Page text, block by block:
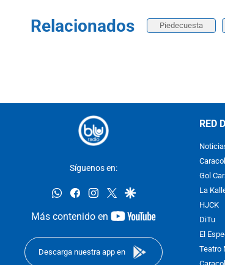
Relacionados Piedecuesta
Síguenos en:
whatsappfacebookinstagram
twittergoogle
Más contenido en
youtube-
Descarga nuestra app en
RED
Gol
La
HJCK
DiTu
El
Teatro